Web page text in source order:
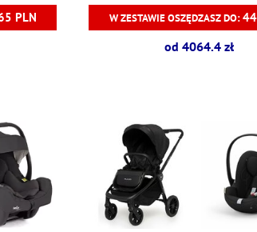
PLN W ZESTAWIE OSZĘDZASZ DO:
od 4064.4 zł